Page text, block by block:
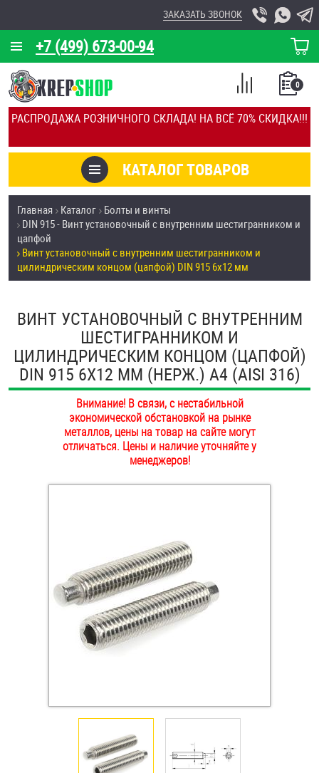
РАСПРОДАЖА РОЗНИЧНОГО СКЛАДА! НА ВСЁ 70% СКИДКА!!!
+7 (499) 673-00-94
ЗАКАЗАТЬ ЗВОНОК
КОРЗИНА
О КОМПАНИИ
КАЛЬКУЛЯТОР
ОТЗЫВЫ
УСЛУГИ
СКИДКИ
ОПТ
ОПЛАТА И ДОСТАВКА
НАШИ МАГАЗИНЫ
КАТАЛОГ ТОВАРОВ
0
СПИСОК
СРАВНЕНИЕ
Товары со скидкой
Анкеры
Антивандальный крепёж, инструмент
Болты и винты
Втулки
Гайки
Дюбели
Дюймовый крепёж
Крюки, кольца с метрической резьбой
Крюки, кольца с шурупной резьбой
Саморезы и шурупы
Главная Каталог Болты и винты
DIN 915 - Винт установочный с внутренним шестигранником и
цапфой
Винт установочный с внутренним шестигранником и
цилиндрическим концом (цапфой) DIN 915 6х12 мм
ВИНТ УСТАНОВОЧНЫЙ С ВНУТРЕННИМ
ШЕСТИГРАННИКОМ И
ЦИЛИНДРИЧЕСКИМ КОНЦОМ (ЦАПФОЙ)
DIN 915 6Х12 ММ (НЕРЖ.) A4 (AISI 316)
Внимание! В связи, с нестабильной
экономической обстановкой на рынке
металлов, цены на товар на сайте могут
отличаться. Цены и наличие уточняйте у
менеджеров!